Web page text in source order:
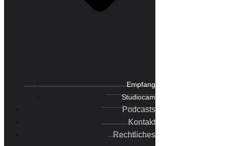
Empfang
Studiocam
Podcasts
Kontakt
Rechtliches